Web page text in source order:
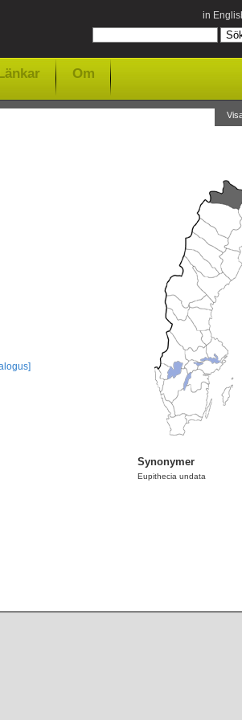
in
Om
Synonymer
Eupithecia undata